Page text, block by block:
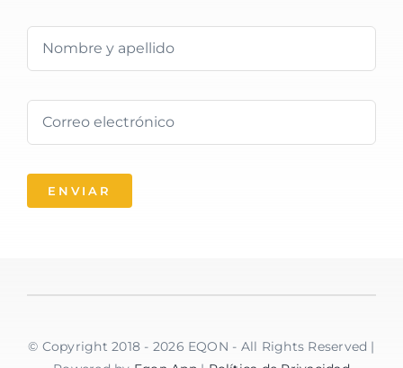
ENVIAR
© Copyright 2018 - 2026 EQON - All Rights Reserved |